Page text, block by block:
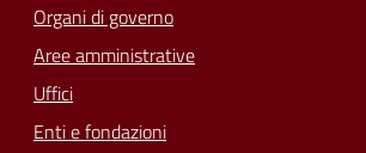
Organi di governo
Aree amministrative
Uffici
Enti e fondazioni